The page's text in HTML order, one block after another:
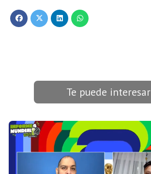
Te puede interesar